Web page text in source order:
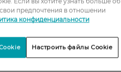
предпочтения в отношении
конфиденциальности
Настроить файлы Cookie